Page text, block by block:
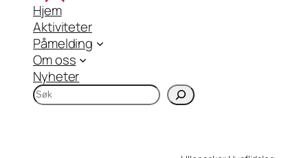
Hjem
Aktiviteter
Påmelding
Om oss
Nyheter
S
ø